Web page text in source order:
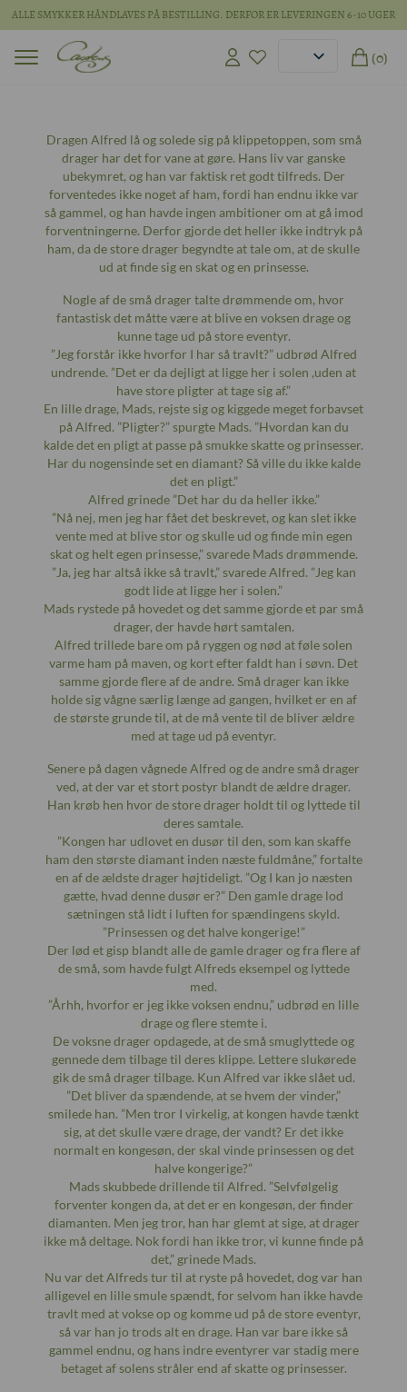
ALLE SMYKKER HÅNDLAVES PÅ BESTILLING. DERFOR ER LEVERINGEN 6-10 UGER
(0)
Dragen Alfred lå og solede sig på klippetoppen, som små
drager har det for vane at gøre. Hans liv var ganske
ubekymret, og han var faktisk ret godt tilfreds. Der
forventedes ikke noget af ham, fordi han endnu ikke var
så gammel, og han havde ingen ambitioner om at gå imod
forventningerne. Derfor gjorde det heller ikke indtryk på
ham, da de store drager begyndte at tale om, at de skulle
ud at finde sig en skat og en prinsesse.
Nogle af de små drager talte drømmende om, hvor
fantastisk det måtte være at blive en voksen drage og
kunne tage ud på store eventyr.
”Jeg forstår ikke hvorfor I har så travlt?” udbrød Alfred
undrende. ”Det er da dejligt at ligge her i solen ,uden at
have store pligter at tage sig af.”
En lille drage, Mads, rejste sig og kiggede meget forbavset
på Alfred. ”Pligter?” spurgte Mads. ”Hvordan kan du
kalde det en pligt at passe på smukke skatte og prinsesser.
Har du nogensinde set en diamant? Så ville du ikke kalde
det en pligt.”
Alfred grinede ”Det har du da heller ikke.”
”Nå nej, men jeg har fået det beskrevet, og kan slet ikke
vente med at blive stor og skulle ud og finde min egen
skat og helt egen prinsesse,” svarede Mads drømmende.
”Ja, jeg har altså ikke så travlt,” svarede Alfred. ”Jeg kan
godt lide at ligge her i solen.”
Mads rystede på hovedet og det samme gjorde et par små
drager, der havde hørt samtalen.
Alfred trillede bare om på ryggen og nød at føle solen
varme ham på maven, og kort efter faldt han i søvn. Det
samme gjorde flere af de andre. Små drager kan ikke
holde sig vågne særlig længe ad gangen, hvilket er en af
de største grunde til, at de må vente til de bliver ældre
med at tage ud på eventyr.
Senere på dagen vågnede Alfred og de andre små drager
ved, at der var et stort postyr blandt de ældre drager.
Han krøb hen hvor de store drager holdt til og lyttede til
deres samtale.
”Kongen har udlovet en dusør til den, som kan skaffe
ham den største diamant inden næste fuldmåne,” fortalte
en af de ældste drager højtideligt. ”Og I kan jo næsten
gætte, hvad denne dusør er?” Den gamle drage lod
sætningen stå lidt i luften for spændingens skyld.
”Prinsessen og det halve kongerige!”
Der lød et gisp blandt alle de gamle drager og fra flere af
de små, som havde fulgt Alfreds eksempel og lyttede
med.
”Århh, hvorfor er jeg ikke voksen endnu,” udbrød en lille
drage og flere stemte i.
De voksne drager opdagede, at de små smuglyttede og
gennede dem tilbage til deres klippe. Lettere slukørede
gik de små drager tilbage. Kun Alfred var ikke slået ud.
”Det bliver da spændende, at se hvem der vinder,”
smilede han. ”Men tror I virkelig, at kongen havde tænkt
sig, at det skulle være drage, der vandt? Er det ikke
normalt en kongesøn, der skal vinde prinsessen og det
halve kongerige?”
Mads skubbede drillende til Alfred. ”Selvfølgelig
forventer kongen da, at det er en kongesøn, der finder
diamanten. Men jeg tror, han har glemt at sige, at drager
ikke må deltage. Nok fordi han ikke tror, vi kunne finde på
det,” grinede Mads.
Nu var det Alfreds tur til at ryste på hovedet, dog var han
alligevel en lille smule spændt, for selvom han ikke havde
travlt med at vokse op og komme ud på de store eventyr,
så var han jo trods alt en drage. Han var bare ikke så
gammel endnu, og hans indre eventyrer var stadig mere
betaget af solens stråler end af skatte og prinsesser.